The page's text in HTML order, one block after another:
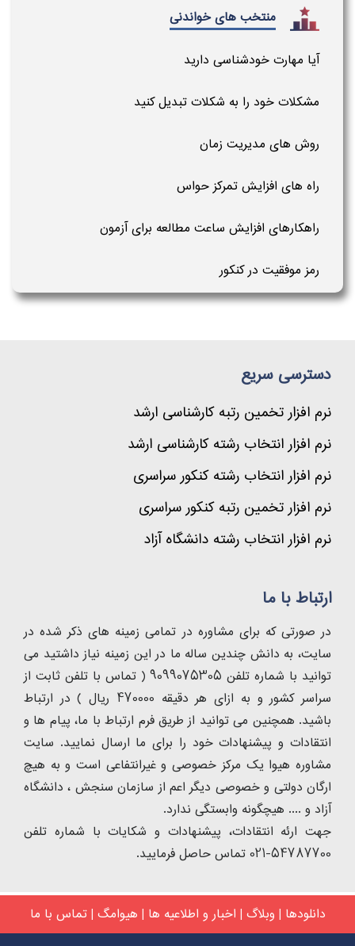
منتخب های خواندنی
آیا مهارت خودشناسی دارید
مشکلات خود را به شکلات تبدیل کنید
روش های مدیریت زمان
راه های افزایش تمرکز حواس
راهکارهای افزایش ساعت مطالعه برای آزمون
رمز موفقیت در کنکور
دسترسی سریع
نرم افزار تخمین رتبه کارشناسی ارشد
نرم افزار انتخاب رشته کارشناسی ارشد
نرم افزار انتخاب رشته کنکور سراسری
نرم افزار تخمین رتبه کنکور سراسری
نرم افزار انتخاب رشته دانشگاه آزاد
ارتباط با ما
در صورتی که برای مشاوره در تمامی زمینه های ذکر شده در
سایت، به دانش چندین ساله ما در این زمینه نیاز داشتید می
توانید با شماره تلفن 9099075305 ( تماس با تلفن ثابت از
سراسر کشور و به ازای هر دقیقه 470000 ریال ) در ارتباط
باشید. همچنین می توانید از طریق فرم ارتباط با ما، پیام ها و
انتقادات و پیشنهادات خود را برای ما ارسال نمایید. سایت
مشاوره هیوا یک مرکز خصوصی و غیرانتفاعی است و به هیچ
ارگان دولتی و خصوصی دیگر اعم از سازمان سنجش ، دانشگاه
آزاد و .... هیچگونه وابستگی ندارد.
جهت ارئه انتقادات، پیشنهادات و شکایات با شماره تلفن
54787700-021 تماس حاصل فرمایید.
دانلودها | وبلاگ | اخبار و اطلاعیه ها | هیوامگ |تماس با ما